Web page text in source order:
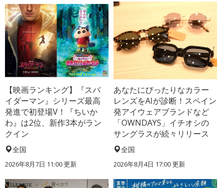
【映画ランキング】『スパ
イダーマン』シリーズ最高
発進で初登場V！『ちいか
わ』は2位、新作3本がラン
クイン
全国
2026年8月7日 11:00更新
あなたにぴったりなカラー
レンズをAIが診断！スペイン
発アイウェアブランドなど
「OWNDAYS」イチオシの
サングラスが続々リリース
全国
2026年8月4日 17:00更新